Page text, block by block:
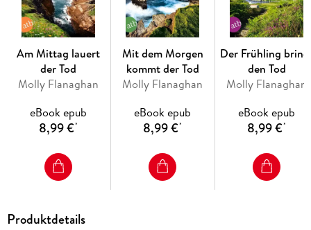
Am Mittag lauert
der Tod
Molly Flanaghan
eBook epub
8,99 €*
Mit dem Morgen
kommt der Tod
Molly Flanaghan
eBook epub
8,99 €*
Der Frühling
den Tod
Molly Flanaghan
eBook epub
8,99 €*
Produktdetails